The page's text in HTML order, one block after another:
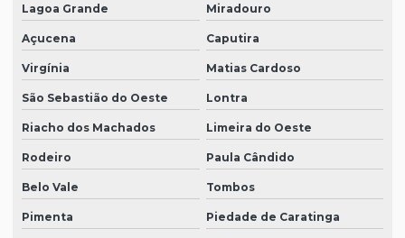
Lagoa Grande Miradouro
Açucena Caputira
Virgínia Matias Cardoso
São Sebastião do Oeste Lontra
Riacho dos Machados Limeira do Oeste
Rodeiro Paula Cândido
Belo Vale Tombos
Pimenta Piedade de Caratinga